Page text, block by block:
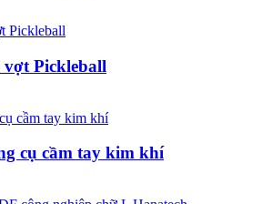
Pickleball
cụ cầm tay kim khí